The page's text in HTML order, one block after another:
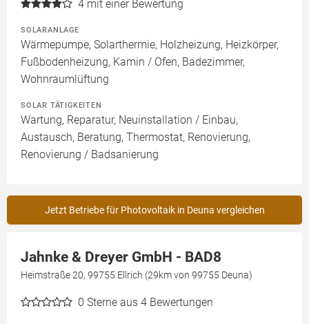
4 mit einer Bewertung
SOLARANLAGE
Wärmepumpe, Solarthermie, Holzheizung, Heizkörper,
Fußbodenheizung, Kamin / Ofen, Badezimmer,
Wohnraumlüftung
SOLAR TÄTIGKEITEN
Wartung, Reparatur, Neuinstallation / Einbau,
Austausch, Beratung, Thermostat, Renovierung,
Renovierung / Badsanierung
Jetzt Betriebe für Photovoltaik in Deuna vergleichen
Jahnke & Dreyer GmbH - BAD8
Heimstraße 20, 99755 Ellrich (29km von 99755 Deuna)
0 Sterne aus 4 Bewertungen